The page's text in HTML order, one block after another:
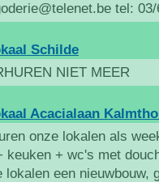
tel:
Schilde
NIET MEER
Acacialaan
onze lokalen als
keuken + wc's met
lokalen een nieuwbouw,